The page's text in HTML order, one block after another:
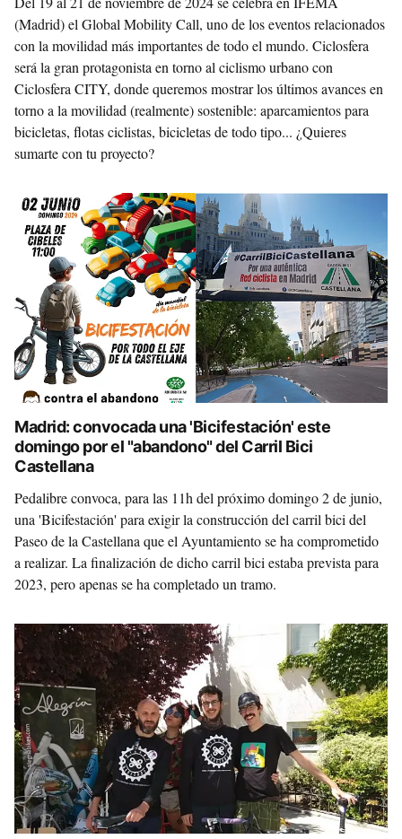
(Madrid) el Global Mobility Call, uno de los eventos relacionados
con la movilidad más importantes de todo el mundo. Ciclosfera
será la gran protagonista en torno al ciclismo urbano con
Ciclosfera CITY, donde queremos mostrar los últimos avances en
torno a la movilidad (realmente) sostenible: aparcamientos para
bicicletas, flotas ciclistas, bicicletas de todo tipo... ¿Quieres
sumarte con tu proyecto?
Madrid: convocada una 'Bicifestación' este
domingo por el "abandono" del Carril Bici
Castellana
Pedalibre convoca, para las 11h del próximo domingo 2 de junio,
una 'Bicifestación' para exigir la construcción del carril bici del
Paseo de la Castellana que el Ayuntamiento se ha comprometido
a realizar. La finalización de dicho carril bici estaba prevista para
2023, pero apenas se ha completado un tramo.